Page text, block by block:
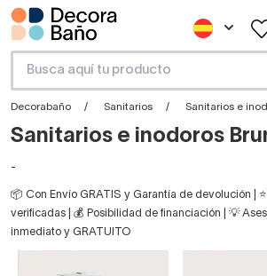
Decorabaño Sanitarios Sanitarios e
Sanitarios e inodoros
-
📦 Con Envío GRATIS y Garantía de devolución |
verificadas | 💰 Posibilidad de financiación | 💡
inmediato y GRATUITO